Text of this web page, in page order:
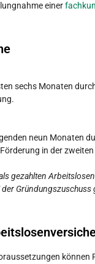
einer
sechs Monaten
neun Monaten
in der
gezahlten
der
können